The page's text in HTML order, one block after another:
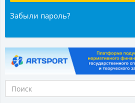
Забыли пароль?